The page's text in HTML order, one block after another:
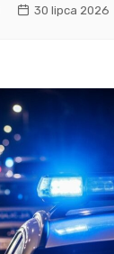
30 lipca 2026